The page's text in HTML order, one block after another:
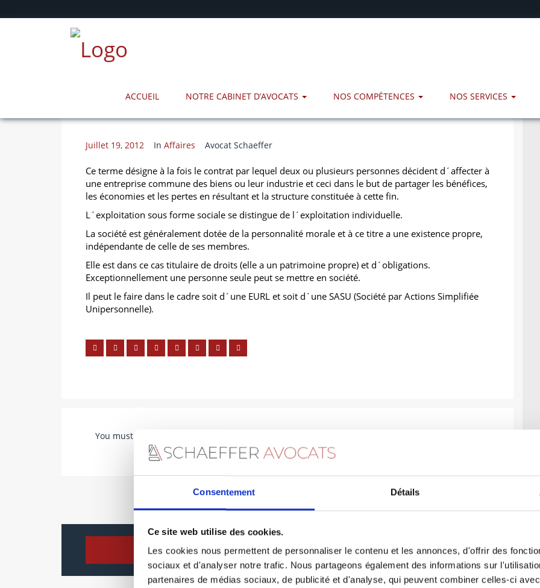
Consentement Détails
Ce site web utilise des cookies.
Les cookies nous permettent de personnaliser le contenu et les annonces, d'offrir des
sociaux et d'analyser notre trafic. Nous partageons également des informations sur
partenaires de médias sociaux, de publicité et d'analyse, qui peuvent combiner celles-ci
ACCUEIL NOTRE CABINET D’AVOCATS NOS COMPÉTENCES NOS SERVICES
Juillet 19, 2012 In Affaires Avocat Schaeffer
Ce terme désigne à la fois le contrat par lequel deux ou plusieurs personnes décident d´affecter à
une entreprise commune des biens ou leur industrie et ceci dans le but de partager les bénéfices,
les économies et les pertes en résultant et la structure constituée à cette fin.
L´exploitation sous forme sociale se distingue de l´exploitation individuelle.
La société est généralement dotée de la personnalité morale et à ce titre a une existence propre,
indépendante de celle de ses membres.
Elle est dans ce cas titulaire de droits (elle a un patrimoine propre) et d´obligations.
Exceptionnellement une personne seule peut se mettre en société.
Il peut le faire dans le cadre soit d´une EURL et soit d´une SASU (Société par Actions Simplifiée
Unipersonnelle).
You must be
Siret Société créée de fait, Société de fait